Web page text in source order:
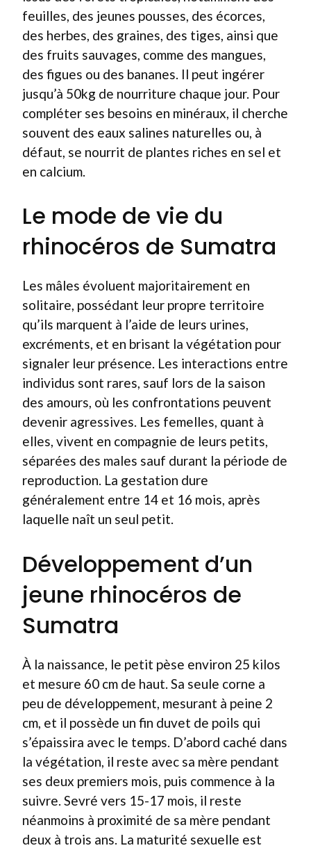
feuilles, des jeunes pousses, des écorces,
des herbes, des graines, des tiges, ainsi que
des fruits sauvages, comme des mangues,
des figues ou des bananes. Il peut ingérer
jusqu’à 50kg de nourriture chaque jour. Pour
compléter ses besoins en minéraux, il cherche
souvent des eaux salines naturelles ou, à
défaut, se nourrit de plantes riches en sel et
en calcium.
Le mode de vie du
rhinocéros de Sumatra
Les mâles évoluent majoritairement en
solitaire, possédant leur propre territoire
qu’ils marquent à l’aide de leurs urines,
excréments, et en brisant la végétation pour
signaler leur présence. Les interactions entre
individus sont rares, sauf lors de la saison
des amours, où les confrontations peuvent
devenir agressives. Les femelles, quant à
elles, vivent en compagnie de leurs petits,
séparées des males sauf durant la période de
reproduction. La gestation dure
généralement entre 14 et 16 mois, après
laquelle naît un seul petit.
Développement d’un
jeune rhinocéros de
Sumatra
À la naissance, le petit pèse environ 25 kilos
et mesure 60 cm de haut. Sa seule corne a
peu de développement, mesurant à peine 2
cm, et il possède un fin duvet de poils qui
s’épaissira avec le temps. D’abord caché dans
la végétation, il reste avec sa mère pendant
ses deux premiers mois, puis commence à la
suivre. Sevré vers 15-17 mois, il reste
néanmoins à proximité de sa mère pendant
deux à trois ans. La maturité sexuelle est